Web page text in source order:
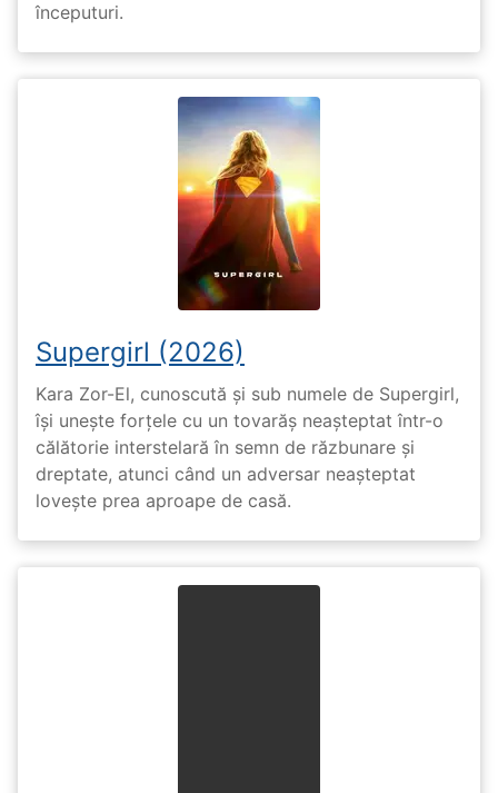
începuturi.
Supergirl (2026)
Kara Zor-El, cunoscută și sub numele de Supergirl,
își unește forțele cu un tovarăș neașteptat într-o
călătorie interstelară în semn de răzbunare și
dreptate, atunci când un adversar neașteptat
lovește prea aproape de casă.